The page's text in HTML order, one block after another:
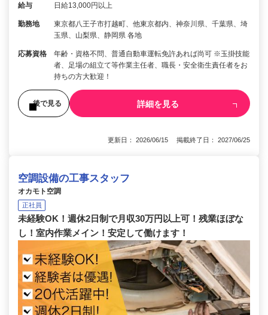
給与 日給13,000円以上
勤務地
東京都八王子市打越町、他東京都内、神奈川県、千葉県、埼
玉県、山梨県、静岡県 各地
応募資格
年齢・資格不問、普通自動車運転免許あれば尚可 ※玉掛技能
者、足場の組立て等作業主任者、職長・安全衛生責任者をお
持ちの方大歓迎！
後で見る 詳細を見る
更新日： 2026/06/15 掲載終了日： 2027/06/25
空調設備の工事スタッフ
オカモト空調
正社員
未経験OK！週休2日制で月収30万円以上可！残業ほぼな
し！室内作業メイン！安定して働けます！